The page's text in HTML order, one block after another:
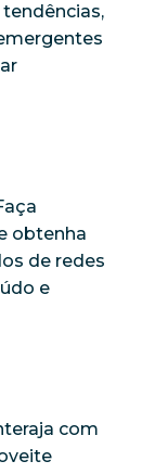
obtenha
de redes
e
com